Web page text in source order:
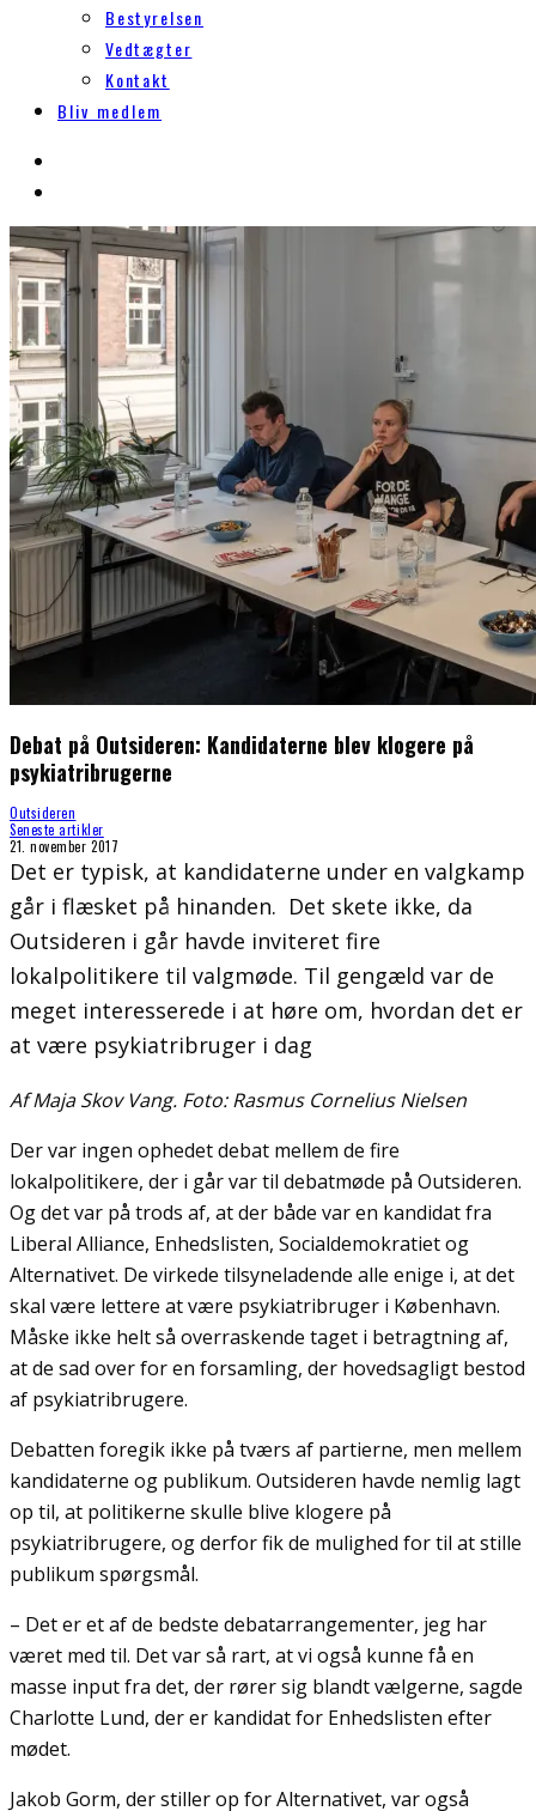
Bestyrelsen
Vedtægter
Kontakt
Bliv medlem
Debat på Outsideren: Kandidaterne blev klogere på
psykiatribrugerne
Outsideren
Seneste artikler
21. november 2017
Det er typisk, at kandidaterne under en valgkamp
går i flæsket på hinanden. Det skete ikke, da
Outsideren i går havde inviteret fire
lokalpolitikere til valgmøde. Til gengæld var de
meget interesserede i at høre om, hvordan det er
at være psykiatribruger i dag
Af Maja Skov Vang. Foto: Rasmus Cornelius Nielsen
Der var ingen ophedet debat mellem de fire
lokalpolitikere, der i går var til debatmøde på Outsideren.
Og det var på trods af, at der både var en kandidat fra
Liberal Alliance, Enhedslisten, Socialdemokratiet og
Alternativet. De virkede tilsyneladende alle enige i, at det
skal være lettere at være psykiatribruger i København.
Måske ikke helt så overraskende taget i betragtning af,
at de sad over for en forsamling, der hovedsagligt bestod
af psykiatribrugere.
Debatten foregik ikke på tværs af partierne, men mellem
kandidaterne og publikum. Outsideren havde nemlig lagt
op til, at politikerne skulle blive klogere på
psykiatribrugere, og derfor fik de mulighed for til at stille
publikum spørgsmål.
– Det er et af de bedste debatarrangementer, jeg har
været med til. Det var så rart, at vi også kunne få en
masse input fra det, der rører sig blandt vælgerne, sagde
Charlotte Lund, der er kandidat for Enhedslisten efter
mødet.
Jakob Gorm, der stiller op for Alternativet, var også